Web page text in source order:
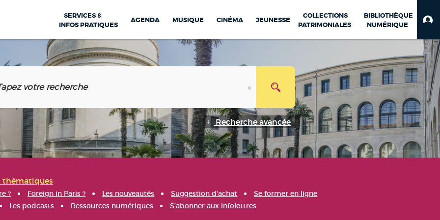
SERVICES &
INFOS PRATIQUES
AGENDA MUSIQUE CINÉMA JEUNESSE
COLLECTIONS
PATRIMONIALES
BIBLIOTHÈQUE
NUMÉRIQUE
Recherche avancée
thématiques
? Foreign in Paris ? Les nouveautés Suggestion d'achat
Se former en ligne
Les podcasts Ressources numériques S'abonner aux infolettres